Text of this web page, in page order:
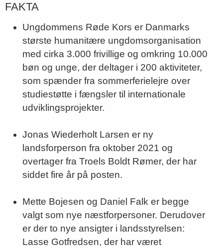
FAKTA
Ungdommens Røde Kors er Danmarks
største humanitære ungdomsorganisation
med cirka 3.000 frivillige og omkring 10.000
bøn og unge, der deltager i 200 aktiviteter,
som spænder fra sommerferielejre over
studiestøtte i fængsler til internationale
udviklingsprojekter.
Jonas Wiederholt Larsen er ny
landsforperson fra oktober 2021 og
overtager fra Troels Boldt Rømer, der har
siddet fire år på posten.
Mette Bojesen og Daniel Falk er begge
valgt som nye næstforpersoner. Derudover
er der to nye ansigter i landsstyrelsen:
Lasse Gotfredsen, der har været